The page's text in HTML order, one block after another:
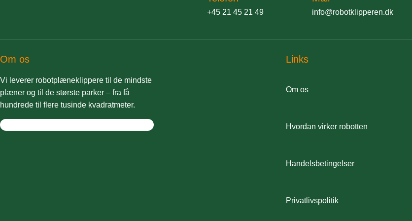
+45 21 45 21 49 info@robotklipperen.dk
Om os
Vi leverer robotplæneklippere til de mindste
plæner og til de største parker – fra få
hundrede til flere tusinde kvadratmeter.
Links
Om os
Hvordan virker robotten
Handelsbetingelser
Privatlivspolitik